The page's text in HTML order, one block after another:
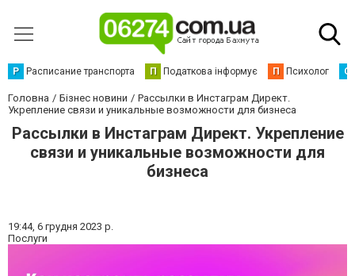
Р Расписание транспорта П Податкова інформує П Психолог С
Головна Бізнес новини
Рассылки в Инстаграм Директ.
Укрепление связи и уникальные возможности для бизнеса
Рассылки в Инстаграм Директ. Укрепление
связи и уникальные возможности для
бизнеса
19:44, 6 грудня 2023 р.
Послуги